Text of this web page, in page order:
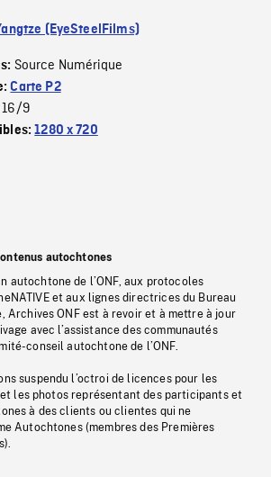
(EyeSteelFilms)
Source Numérique
Carte P2
16/9
1280 x 720
autochtones
autochtone de l’ONF, aux protocoles
et aux lignes directrices du Bureau
Archives ONF est à revoir et à mettre à jour
avec l’assistance des communautés
conseil autochtone de l’ONF.
suspendu l’octroi de licences pour les
les photos représentant des participants et
à des clients ou clientes qui ne
Autochtones (membres des Premières